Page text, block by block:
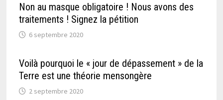
Non au masque obligatoire ! Nous avons des
traitements ! Signez la pétition
6 septembre 2020
Voilà pourquoi le « jour de dépassement » de la
Terre est une théorie mensongère
2 septembre 2020